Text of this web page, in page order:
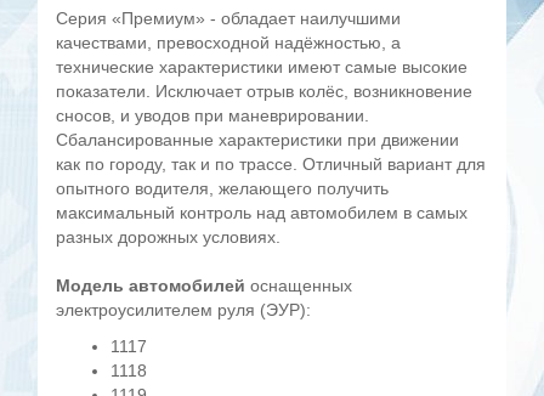
Серия «Премиум» - обладает наилучшими
качествами, превосходной надёжностью, а
технические характеристики имеют самые высокие
показатели. Исключает отрыв колёс, возникновение
сносов, и уводов при маневрировании.
Сбалансированные характеристики при движении
как по городу, так и по трассе. Отличный вариант для
опытного водителя, желающего получить
максимальный контроль над автомобилем в самых
разных дорожных условиях.
Модель автомобилей оснащенных
электроусилителем руля (ЭУР):
1117
1118